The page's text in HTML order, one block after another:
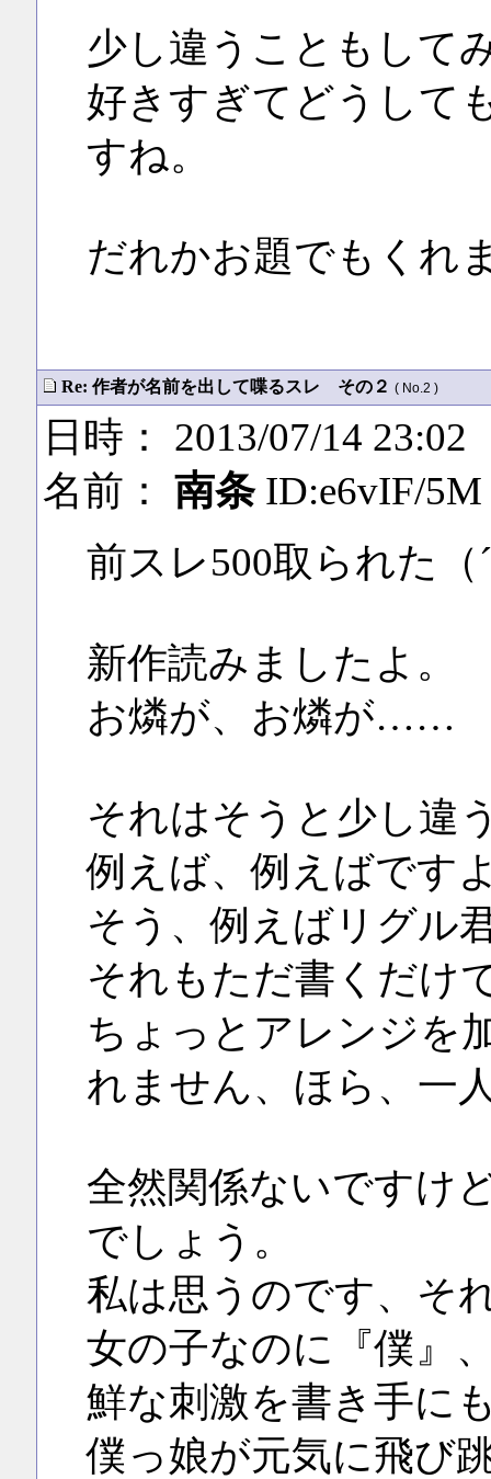
少し違うこともして
好きすぎてどうして
すね。
だれかお題でもくれ
Re: 作者が名前を出して喋るスレ その２ ( No.2 )
日時： 2013/07/14 23:02
名前： 南条ID:e6vIF/5M
前スレ500取られた（
新作読みましたよ。
お燐が、お燐が……
それはそうと少し違
例えば、例えばです
そう、例えばリグル
それもただ書くだけ
ちょっとアレンジを
れません、ほら、一
全然関係ないですけ
でしょう。
私は思うのです、そ
女の子なのに『僕』
鮮な刺激を書き手に
僕っ娘が元気に飛び